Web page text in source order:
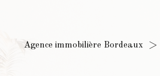
Agence immobilière Bordeaux